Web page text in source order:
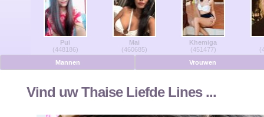
Vrouwen Online
Pui
(448186)
Mai
(460685)
Khemiga
(451477)
Mannen
Vrouwen
Vind uw Thaise Liefde Lines ...